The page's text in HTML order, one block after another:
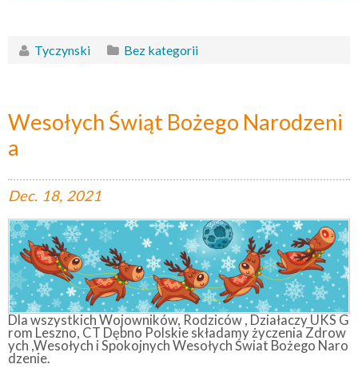
Tyczynski Bez kategorii
Wesołych Świąt Bożego Narodzeni
a
Dec. 18, 2021
Dla wszystkich Wojowników, Rodziców , Działaczy UKS G
rom Leszno, CT Dębno Polskie składamy życzenia Zdrow
ych ,Wesołych i Spokojnych Wesołych Świat Bożego Naro
dzenie.